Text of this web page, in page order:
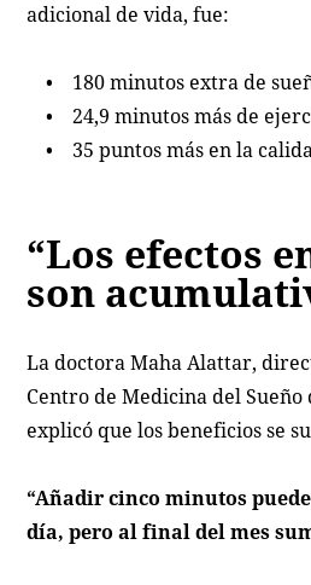
adicional de vida, fue:
• 180 minutos extra de
• 24,9 minutos más de
• 35 puntos más en la
“Los efectos
son
La doctora Maha Alattar,
Centro de Medicina del Sueño
explicó que los beneficios se
“Añadir cinco minutos
día, pero al final del mes